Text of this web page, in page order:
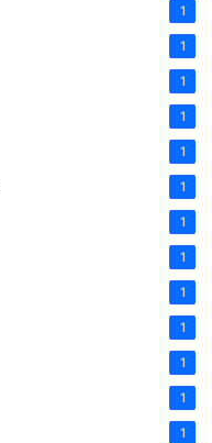
1
1
1
1
1
1
1
1
1
1
1
1
1